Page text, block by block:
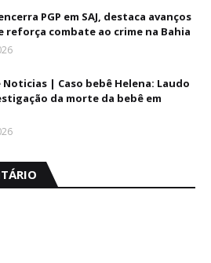
PGP em SAJ, destaca avanços
reforça combate ao crime na Bahia
Noticias | Caso bebê Helena: Laudo
da morte da bebê em